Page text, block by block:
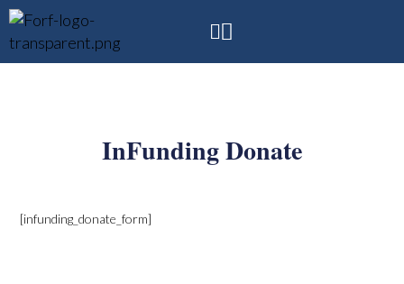
InFunding Donate
[infunding_donate_form]